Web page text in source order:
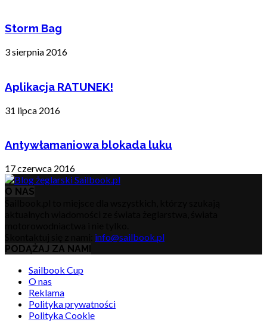
Storm Bag
3 sierpnia 2016
Aplikacja RATUNEK!
31 lipca 2016
Antywłamaniowa blokada luku
17 czerwca 2016
O NAS
info@sailbook.pl
PODĄŻAJ ZA NAMI
Sailbook Cup
O nas
Reklama
Polityka prywatności
Polityka Cookie